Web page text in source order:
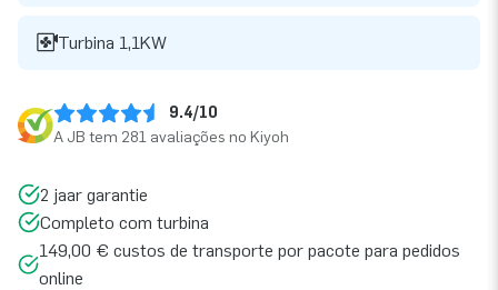
Turbina 1,1KW
9.4/10
A JB tem 281 avaliações no Kiyoh
2 jaar garantie
Completo com turbina
149,00 € custos de transporte por pacote para pedidos
online